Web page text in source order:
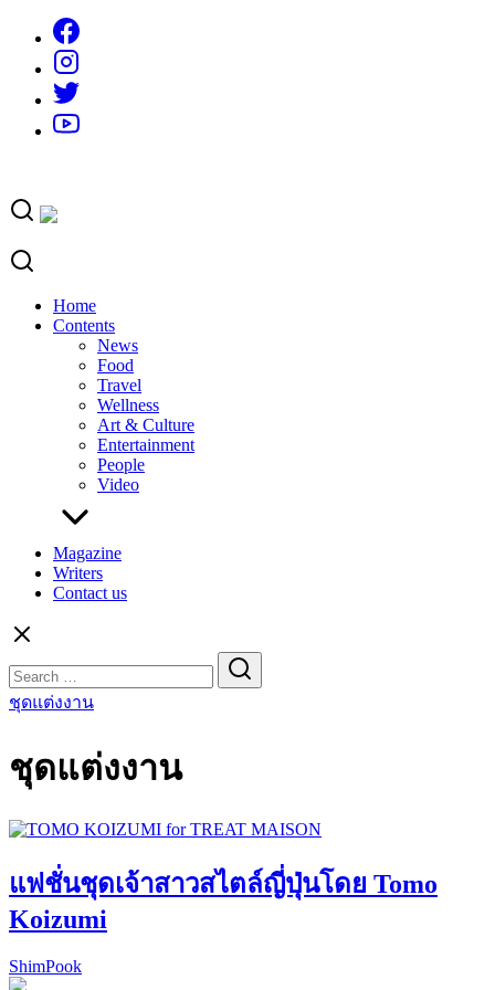
content
Home
Contents
News
Food
Travel
Wellness
Art & Culture
Entertainment
People
Video
Magazine
Writers
Contact us
for:
ชุดแต่งงาน
ชุดแต่งงาน
แฟชั่นชุดเจ้าสาวสไตล์ญี่ปุ่นโดย Tomo
Koizumi
ShimPook